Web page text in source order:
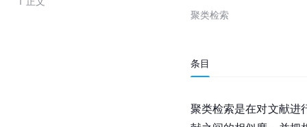
聚类检索
条目
聚类检索是在对文献进